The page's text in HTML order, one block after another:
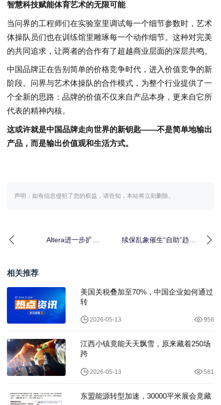
智慧科技赋能体育艺术的无限可能
当问界的工程师们在实验室里调试每一个细节参数时，艺术
体操队员们也在训练馆里雕琢每一个动作细节。这种对完美
的共同追求，让两者的合作有了超越商业层面的深层共鸣。
中国品牌正在告别简单的价格竞争时代，进入价值竞争的新
阶段。问界与艺术体操队的合作模式，为整个行业提供了一
个全新的思路：品牌的价值不仅来自产品本身，更来自它所
代表的精神内核。
这或许就是中国品牌走向世界的新钥匙——不是简单地输出
产品，而是输出价值观和生活方式。
声明：如有信息侵犯了您的权益，请告知，本站将立刻删除。
Altera进一步扩展
续保乱象催生“自助”趋
相关推荐
美国关税叠加至70%，中国企业如何通过
转
2026-05-13 956
江西小镇竟能天天飘雪，原来藏着250场
跨
2026-05-13 581
东盟能源转型加速，30000平米展会竟藏